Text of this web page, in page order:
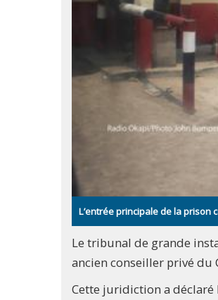
L’entrée principale de la prison
Le tribunal de grande
ancien conseiller privé du
Cette juridiction a déclaré